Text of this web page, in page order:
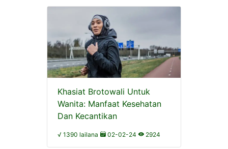
Khasiat Brotowali Untuk
Wanita: Manfaat Kesehatan
Dan Kecantikan
√ 1390 lailana 02-02-24 2924